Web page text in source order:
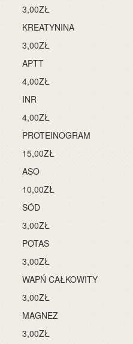
3,00ZŁ
KREATYNINA
3,00ZŁ
APTT
4,00ZŁ
INR
4,00ZŁ
PROTEINOGRAM
15,00ZŁ
ASO
10,00ZŁ
SÓD
3,00ZŁ
POTAS
3,00ZŁ
WAPŃ CAŁKOWITY
3,00ZŁ
MAGNEZ
3,00ZŁ